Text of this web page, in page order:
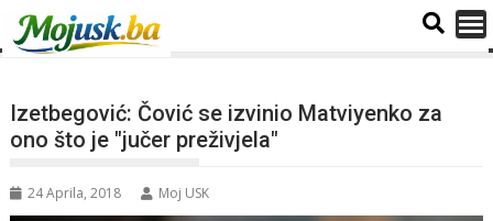
Izetbegović: Čović se izvinio Matviyenko za
ono što je "jučer preživjela"
24 Aprila, 2018 Moj USK